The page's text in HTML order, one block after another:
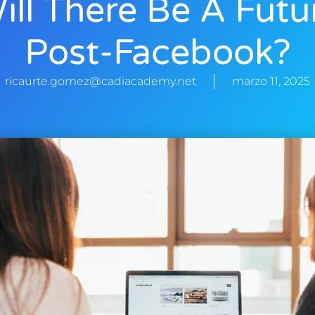
There Be A
Post-Facebook?
ricaurte.gomez@cadiacademy.net marzo 11, 2025